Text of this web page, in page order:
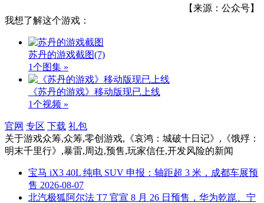
【来源：公众号】
我想了解这个游戏：
苏丹的游戏截图(7)
1个图集 »
《苏丹的游戏》移动版现已上线
1个视频 »
官网 专区 下载 礼包
关于游戏众筹,众筹,零创游戏,《哀鸿：城破十日记》,《饿殍：
明末千里行》,暴雷,周边,预售,玩家信任,开发风险的新闻
宝马 iX3 40L 纯电 SUV 申报：轴距超 3 米，成都车展预
售 2026-08-07
北汽极狐阿尔法 T7 官宣 8 月 26 日预售，华为乾崑、宁